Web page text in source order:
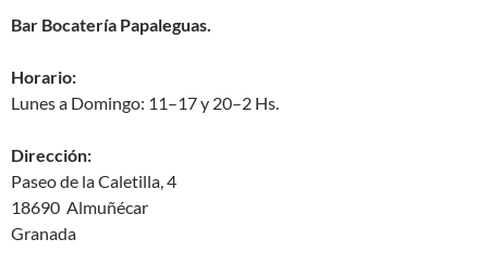
Bar Bocatería Papaleguas.
Horario:
Lunes a Domingo: 11–17 y 20–2 Hs.
Dirección:
Paseo de la Caletilla, 4
18690 Almuñécar
Granada